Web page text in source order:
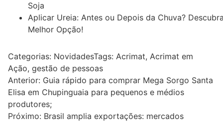
Soja
Aplicar Ureia: Antes ou Depois da Chuva?
Melhor Opção!
Categorias: NovidadesTags: Acrimat, Acrimat em
Ação, gestão de pessoas
Navegação
de
Post
Anterior: Guia rápido para comprar Mega Sorgo Santa
Elisa em Chupinguaia para pequenos e médios
produtores;
Próximo: Brasil amplia exportações: mercados